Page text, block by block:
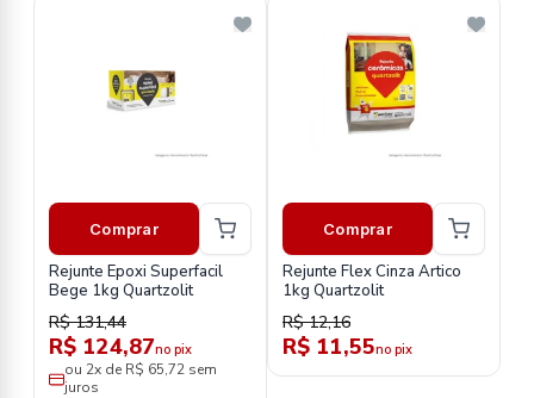
Comprar
Rejunte Epoxi Superfacil
Bege 1kg Quartzolit
R$ 131,44
R$ 124,87no pix
ou 2x de R$ 65,72 sem
juros
Comprar
Rejunte Flex Cinza Artico
1kg Quartzolit
R$ 12,16
R$ 11,55no pix